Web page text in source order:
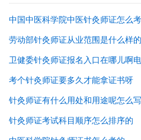
中国中医科学院中医针灸师证怎么
劳动部针灸师证从业范围是什么样
卫健委针灸师证报名入口在哪儿啊
考个针灸师证要多久才能拿证书呀
针灸师证有什么用处和用途呢怎么
针灸师证考试科目顺序怎么排序的